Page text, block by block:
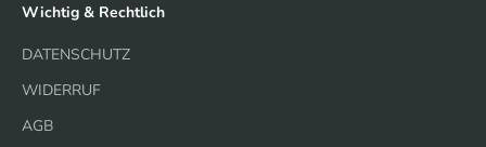
Wichtig & Rechtlich
DATENSCHUTZ
WIDERRUF
AGB